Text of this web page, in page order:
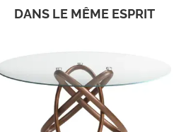
DANS LE MÊME ESPRIT